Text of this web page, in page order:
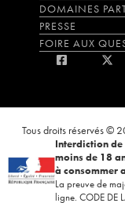
DOMAINES
PRESSE
FOIRE AUX
Tous droits réservés ©
Interdiction de
moins de 18
à consommer
La preuve de
ligne. CODE DE